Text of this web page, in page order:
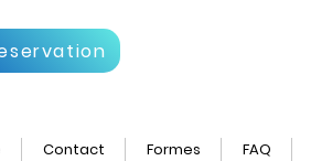
Contact Formes FAQ